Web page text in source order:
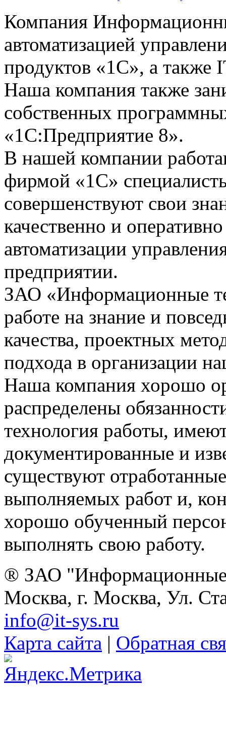
Компания
автоматизацией
продуктов «1С», а также
Наша компания также
собственных
«1С:Предприятие 8».
В нашей компании
фирмой «1С»
совершенствуют свои
качественно и
автоматизации
предприятии.
ЗАО «Информационные
работе на знание и
качества, проектных
подхода в организации
Наша компания хорошо
распределены
технология работы,
документированные и
существуют
выполняемых работ и,
хорошо обученный
выполнять свою работу.
® ЗАО "Информационные
Москва, г. Москва, Ул.
info@it-sys.ru
Карта сайта | Обратная